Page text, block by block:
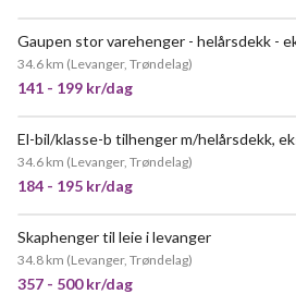
34.6 km (Levanger, Trøndelag)
141 - 199 kr/dag
34.6 km (Levanger, Trøndelag)
184 - 195 kr/dag
Skaphenger til leie i levanger
34.8 km (Levanger, Trøndelag)
357 - 500 kr/dag